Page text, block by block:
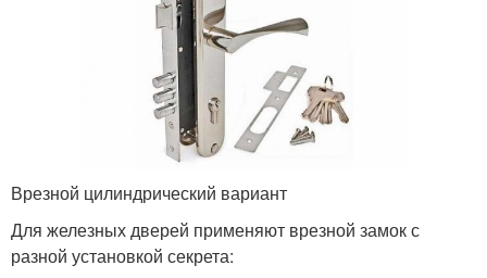
Врезной цилиндрический вариант
Для железных дверей применяют врезной замок с
разной установкой секрета: